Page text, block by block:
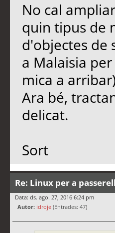
No cal
quin tipus de
d'objectes de
a Malaisia
mica a
Ara bé,
delicat.
Sort
Re: Linux per a
Data: ds. ago. 27, 2016 6:24 pm
Autor: idroje (Entrades: 47)